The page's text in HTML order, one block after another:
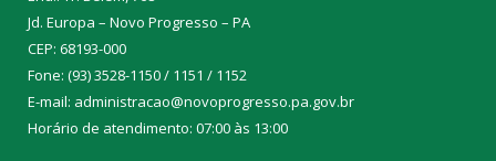
Jd. Europa – Novo Progresso – PA
CEP: 68193-000
Fone: (93) 3528-1150 / 1151 / 1152
E-mail: administracao@novoprogresso.pa.gov.br
Horário de atendimento: 07:00 às 13:00